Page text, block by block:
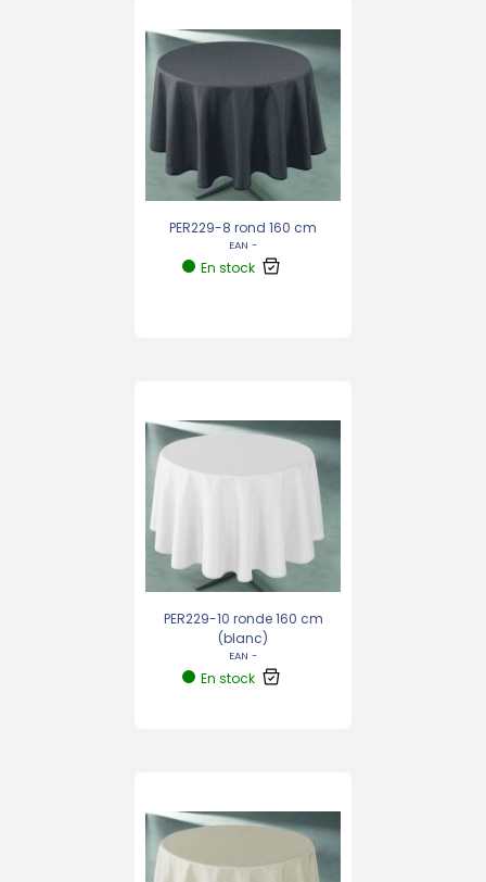
PER229-8 rond 160 cm
EAN -
En stock
PER229-10 ronde 160 cm
(blanc)
EAN -
En stock